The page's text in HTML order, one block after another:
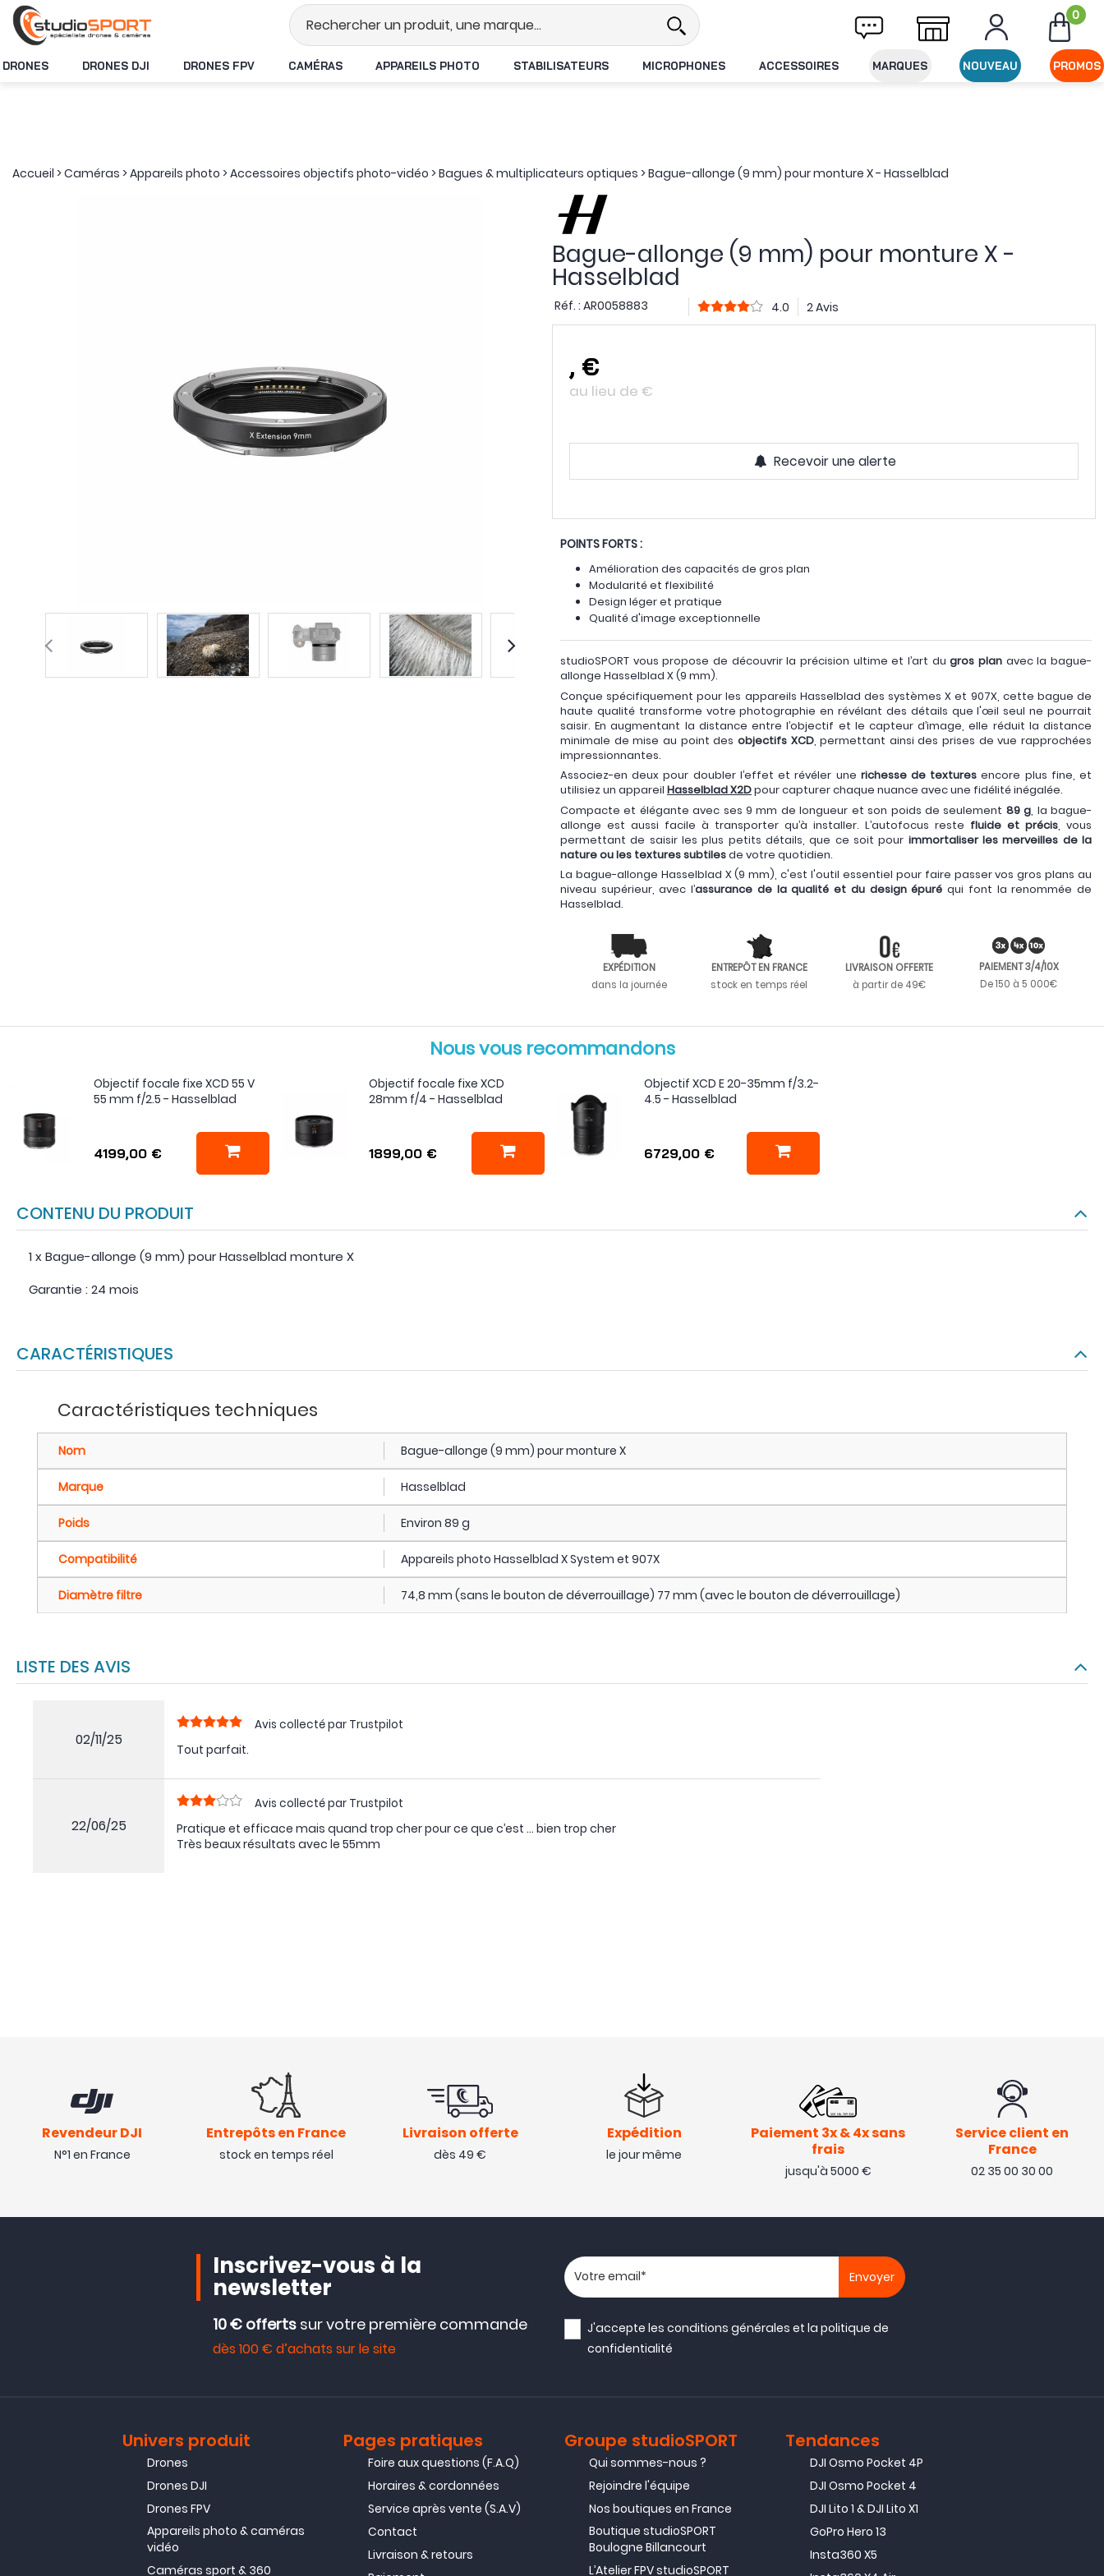
Stock en temps réel Livraison offerte dès 49€ d'achat 0
DRONES DRONES DJI DRONES FPV CAMÉRAS APPAREILS PHOTO STABILISATEURS MICROPHONES ACCESSOIRES MARQUES NOUVEAU PROMOS
Accueil >Caméras >Appareils photo >Accessoires objectifs photo-vidéo >Bagues & multiplicateurs optiques >Bague-allonge (9 mm) pour monture X - Hasselblad
Bague-allonge (9 mm) pour monture X -
Hasselblad
Réf. : AR0058883 4.0 2 Avis
, €
au lieu de €
Recevoir une alerte
POINTS FORTS :
Amélioration des capacités de gros plan
Modularité et flexibilité
Design léger et pratique
Qualité d'image exceptionnelle
studioSPORT vous propose de découvrir la précision ultime et l’art du gros plan avec la bague-
allonge Hasselblad X (9 mm).
Conçue spécifiquement pour les appareils Hasselblad des systèmes X et 907X, cette bague de
haute qualité transforme votre photographie en révélant des détails que l'œil seul ne pourrait
saisir. En augmentant la distance entre l’objectif et le capteur d’image, elle réduit la distance
minimale de mise au point des objectifs XCD, permettant ainsi des prises de vue rapprochées
impressionnantes.
Associez-en deux pour doubler l’effet et révéler une richesse de textures encore plus fine, et
utilisiez un appareil Hasselblad X2Dpour capturer chaque nuance avec une fidélité inégalée.
Compacte et élégante avec ses 9 mm de longueur et son poids de seulement 89 g , la bague-
allonge est aussi facile à transporter qu’à installer. L’autofocus reste fluide et précis , vous
permettant de saisir les plus petits détails, que ce soit pour immortaliser les merveilles de la
nature ou les textures subtilesde votre quotidien.
La bague-allonge Hasselblad X (9 mm), c'est l'outil essentiel pour faire passer vos gros plans au
niveau supérieur, avec l’assurance de la qualité et du design épuré qui font la renommée de
Hasselblad.
EXPÉDITION
dans la journée
ENTREPÔT EN FRANCE
stock en temps réel
LIVRAISON OFFERTE
à partir de 49€
PAIEMENT 3/4/10X
De 150 à 5 000€
Nous vous recommandons
Objectif focale fixe XCD 55 V
55 mm f/2.5 - Hasselblad
4199,00 €
Objectif focale fixe XCD
28mm f/4 - Hasselblad
1899,00 €
Objectif XCD E 20-35mm f/3.2-
4.5 - Hasselblad
6729,00 €
CONTENU DU PRODUIT
1 x Bague-allonge (9 mm) pour Hasselblad monture X
Garantie : 24 mois
CARACTÉRISTIQUES
Caractéristiques techniques
Nom Bague-allonge (9 mm) pour monture X
Marque Hasselblad
Poids Environ 89 g
Compatibilité Appareils photo Hasselblad X System et 907X
Diamètre filtre 74,8 mm (sans le bouton de déverrouillage) 77 mm (avec le bouton de déverrouillage)
LISTE DES AVIS
02/11/25
Avis collecté par Trustpilot
Tout parfait.
22/06/25
Avis collecté par Trustpilot
Pratique et efficace mais quand trop cher pour ce que c’est … bien trop cher
Très beaux résultats avec le 55mm
Revendeur DJI
N°1 en France
Entrepôts en France
stock en temps réel
Livraison offerte
dès 49 €
Expédition
le jour même
Paiement 3x & 4x sans
frais
jusqu'à 5000 €
Service client en
France
02 35 00 30 00
Inscrivez-vous à la
newsletter
10 € offerts sur votre première commande
dès 100 € d’achats sur le site
Votre adresse email
J'accepte lesconditions générales et lapolitique de
confidentialité
Univers produit
Drones
Drones DJI
Drones FPV
Appareils photo & caméras
vidéo
Caméras sport & 360
Pages pratiques
Foire aux questions (F.A.Q)
Horaires & cordonnées
Service après vente (S.A.V)
Contact
Livraison & retours
Groupe studioSPORT
Qui sommes-nous ?
Rejoindre l'équipe
Nos boutiques en France
Boutique studioSPORT
Boulogne Billancourt
L’Atelier FPV studioSPORT
Tendances
DJI Osmo Pocket 4P
DJI Osmo Pocket 4
DJI Lito 1 & DJI Lito X1
GoPro Hero 13
Insta360 X5